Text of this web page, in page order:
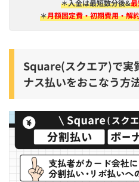
＊入金は​最短​数分後&
＊月額固定費・初期費用・解
Square(スクエア)で実
ナス払いをおこなう方